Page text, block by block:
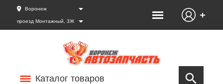
Воронеж
проезд Монтажный, 3Ж
Каталог товаров